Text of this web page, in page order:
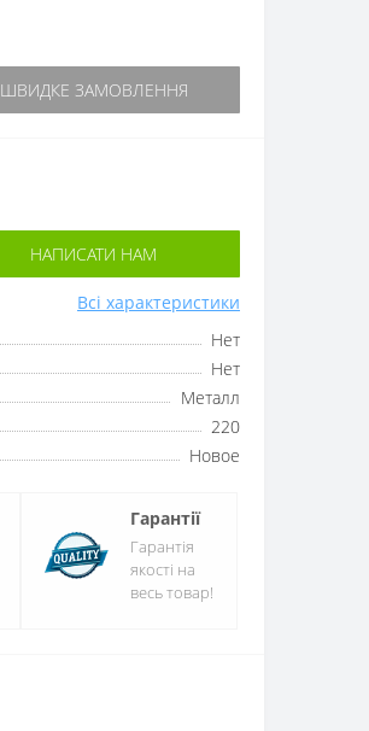
ШВИДКЕ ЗАМОВЛЕННЯ
НАПИСАТИ НАМ
Всі характеристики
Нет
Нет
Металл
220
Новое
Гарантії
Гарантія
якості на
весь товар!